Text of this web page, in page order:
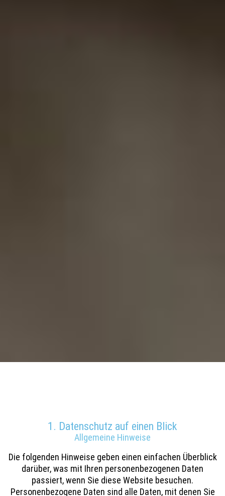
1. Datenschutz auf einen Blick
Allgemeine Hinweise
Die folgenden Hinweise geben einen einfachen Überblick
darüber, was mit Ihren personenbezogenen Daten
passiert, wenn Sie diese Website besuchen.
Personenbezogene Daten sind alle Daten, mit denen Sie